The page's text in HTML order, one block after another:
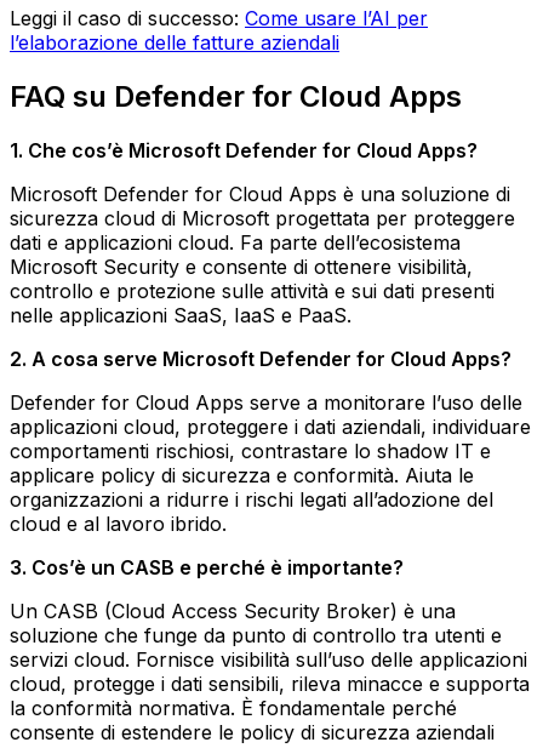
Leggi il caso di successo: Come usare l’AI per
l’elaborazione delle fatture aziendali
FAQ su Defender for Cloud Apps
1. Che cos’è Microsoft Defender for Cloud Apps?
Microsoft Defender for Cloud Apps è una soluzione di
sicurezza cloud di Microsoft progettata per proteggere
dati e applicazioni cloud. Fa parte dell’ecosistema
Microsoft Security e consente di ottenere visibilità,
controllo e protezione sulle attività e sui dati presenti
nelle applicazioni SaaS, IaaS e PaaS.
2. A cosa serve Microsoft Defender for Cloud Apps?
Defender for Cloud Apps serve a monitorare l’uso delle
applicazioni cloud, proteggere i dati aziendali, individuare
comportamenti rischiosi, contrastare lo shadow IT e
applicare policy di sicurezza e conformità. Aiuta le
organizzazioni a ridurre i rischi legati all’adozione del
cloud e al lavoro ibrido.
3. Cos’è un CASB e perché è importante?
Un CASB (Cloud Access Security Broker) è una
soluzione che funge da punto di controllo tra utenti e
servizi cloud. Fornisce visibilità sull’uso delle applicazioni
cloud, protegge i dati sensibili, rileva minacce e supporta
la conformità normativa. È fondamentale perché
consente di estendere le policy di sicurezza aziendali